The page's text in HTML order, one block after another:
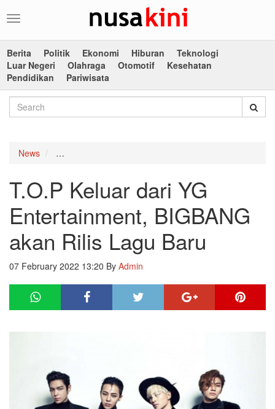
Toggle
Berita
Politik Ekonomi Hiburan
Teknologi
Luar Negeri
Olahraga Otomotif
Kesehatan
Pendidikan
Pariwisata
News
T.O.P Keluar dari YG
Entertainment, BIGBANG
akan Rilis Lagu Baru
07 February 2022 13:20 By Admin